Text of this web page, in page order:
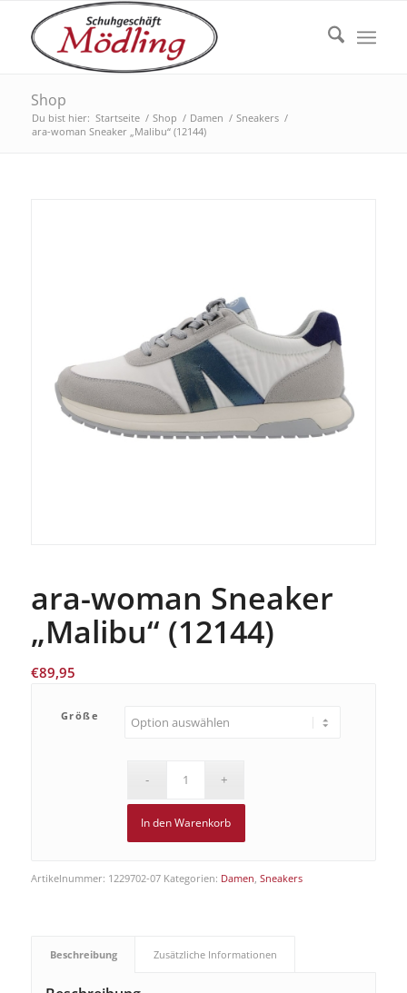
Shop
Du bist hier: Startseite / Shop / Damen / Sneakers /
ara-woman Sneaker „Malibu“ (12144)
ara-woman Sneaker
„Malibu“ (12144)
€89,95
Größe
In den Warenkorb
Artikelnummer: 1229702-07 Kategorien: Damen Sneakers
Beschreibung Zusätzliche Informationen